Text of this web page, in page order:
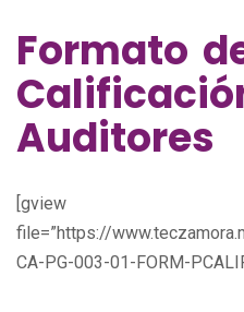
Formato
Auditores
[gview
file=”https://
CA-PG-003-01-FORM-